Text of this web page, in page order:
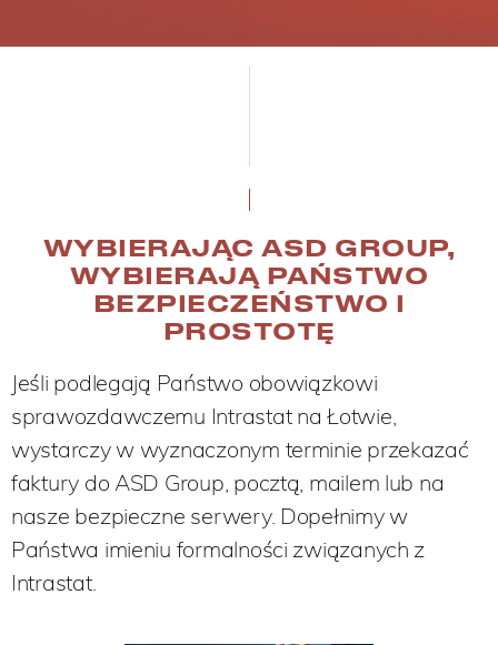
WYBIERAJĄC ASD GROUP,
WYBIERAJĄ PAŃSTWO
BEZPIECZEŃSTWO I
PROSTOTĘ
Jeśli podlegają Państwo obowiązkowi
sprawozdawczemu Intrastat na Łotwie,
wystarczy w wyznaczonym terminie przekazać
faktury do ASD Group, pocztą, mailem lub na
nasze bezpieczne serwery. Dopełnimy w
Państwa imieniu formalności związanych z
Intrastat.